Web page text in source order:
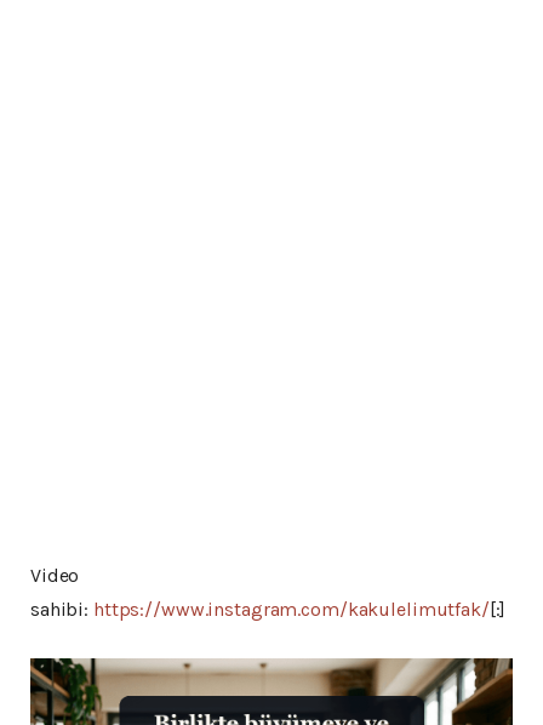
Video
sahibi: https://www.instagram.com/kakulelimutfak/[:]